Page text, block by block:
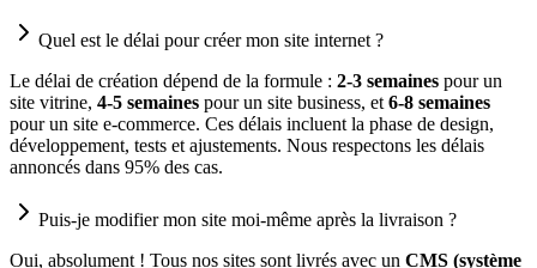
Quel est le délai pour créer mon site internet ?
Le délai de création dépend de la formule : 2-3 semaines pour un
site vitrine, 4-5 semaines pour un site business, et 6-8 semaines
pour un site e-commerce. Ces délais incluent la phase de design,
développement, tests et ajustements. Nous respectons les délais
annoncés dans 95% des cas.
Puis-je modifier mon site moi-même après la livraison ?
Oui, absolument ! Tous nos sites sont livrés avec un CMS (système